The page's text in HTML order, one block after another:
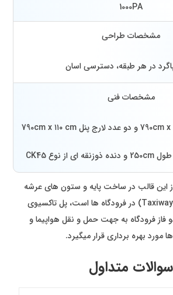
1000PA
مشخصات طراحی
در هر طبقه، دسترسی اسان
مشخصات فنی
این قالب در ساخت پایه و ستون های عرشه
های پل تاکسیوی (Taxiway) در فرودگاه ها است، پل تاکسیوی
فاز فرودگاه به جهت حمل و نقل هواپیما و
مورد بهره برداری قرار میگیرد.
سوالات متداول